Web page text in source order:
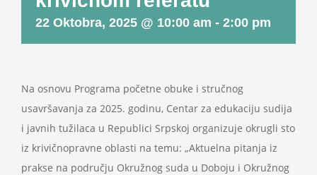
Kontakt
Search
for:
22 Oktobra, 2025 @ 10:00 am - 2:00 pm
Na osnovu Programa početne obuke i stručnog
usavršavanja za 2025. godinu, Centar za edukaciju sudija
i javnih tužilaca u Republici Srpskoj organizuje okrugli sto
iz krivičnopravne oblasti na temu: „Aktuelna pitanja iz
prakse na području Okružnog suda u Doboju i Okružnog